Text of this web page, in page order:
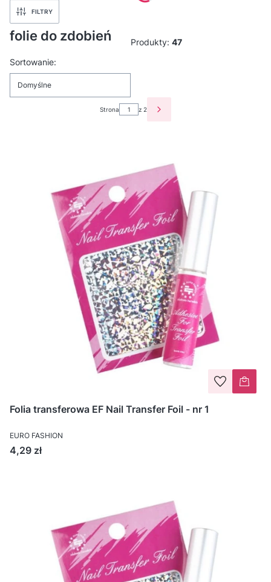
FILTRY
folie do zdobień Produkty: 47
Lista produktów
Sortowanie:
Domyślne
Strona z 2 NASTĘPNE PRODUKTY
Folia transferowa EF Nail Transfer Foil - nr 1
EURO FASHION
Cena
4,29 zł